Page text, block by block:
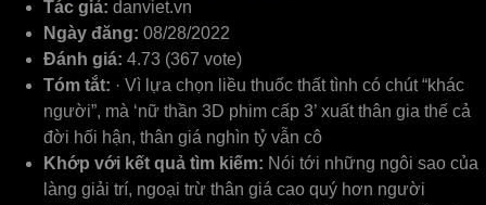
Tác giả: danviet.vn
Ngày đăng: 08/28/2022
Đánh giá: 4.73 (367 vote)
Tóm tắt: · Vì lựa chọn liều thuốc thất tình có chút “khác
người”, mà ‘nữ thần 3D phim cấp 3’ xuất thân gia thế cả
đời hối hận, thân giá nghìn tỷ vẫn cô
Khớp với kết quả tìm kiếm: Nói tới những ngôi sao của
làng giải trí, ngoại trừ thân giá cao quý hơn người